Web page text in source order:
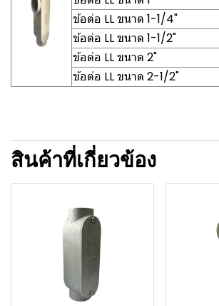
ข้อต่อ LL ขนาด 1-1/4"
ข้อต่อ LL ขนาด 1-1/2"
ข้อต่อ LL ขนาด 2"
ข้อต่อ LL ขนาด 2-1/2"
สินค้าที่เกี่ยวข้อง